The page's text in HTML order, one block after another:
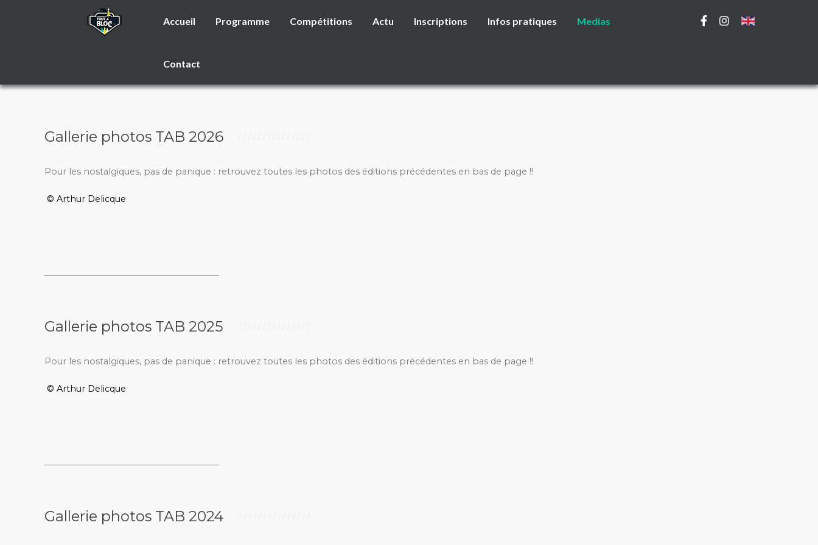
Accueil Programme Compétitions Actu Inscriptions Infos pratiques Medias
Contact
Gallerie photos TAB 2026
Pour les nostalgiques, pas de panique : retrouvez toutes les photos des éditions précédentes en bas de page !!
© Arthur Delicque
Gallerie photos TAB 2025
Pour les nostalgiques, pas de panique : retrouvez toutes les photos des éditions précédentes en bas de page !!
© Arthur Delicque
Gallerie photos TAB 2024